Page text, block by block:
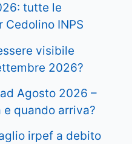
tutte le
INPS
visibile
2026?
Agosto 2026 –
quando arriva?
irpef a debito